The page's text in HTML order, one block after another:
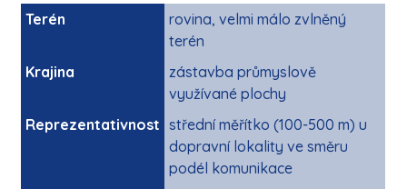
Terén
rovina, velmi málo zvlněný
terén
Krajina
zástavba průmyslově
využívané plochy
Reprezentativnost střední měřítko (100-500 m) u
dopravní lokality ve směru
podél komunikace